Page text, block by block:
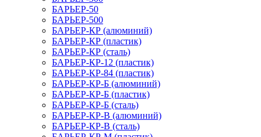
БАРЬЕР-50
БАРЬЕР-500
БАРЬЕР-КР (алюминий)
БАРЬЕР-КР (пластик)
БАРЬЕР-КР (сталь)
БАРЬЕР-КР-12 (пластик)
БАРЬЕР-КР-84 (пластик)
БАРЬЕР-КР-Б (алюминий)
БАРЬЕР-КР-Б (пластик)
БАРЬЕР-КР-Б (сталь)
БАРЬЕР-КР-В (алюминий)
БАРЬЕР-КР-В (сталь)